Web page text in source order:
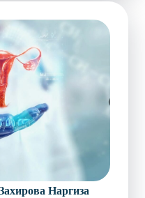
Наргиза